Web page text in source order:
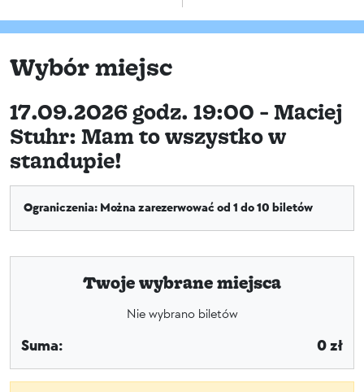
Wybór miejsc
17.09.2026 godz. 19:00 - Maciej
Stuhr: Mam to wszystko w
standupie!
Ograniczenia: Można zarezerwować od 1 do 10 biletów
Twoje wybrane miejsca
Nie wybrano biletów
Suma: 0 zł